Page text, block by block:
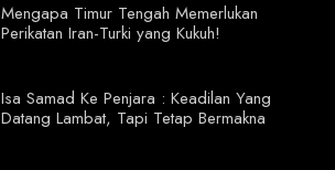
Mengapa Timur Tengah Memerlukan
Perikatan Iran-Turki yang Kukuh!
Isa Samad Ke Penjara : Keadilan Yang
Datang Lambat, Tapi Tetap Bermakna